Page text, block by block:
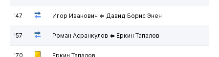
'47 Игор Иванович ⇐ Давид Борис Энен
'57 Роман Асранкулов ⇐ Еркин Тапалов
'70 Еркин Тапалов